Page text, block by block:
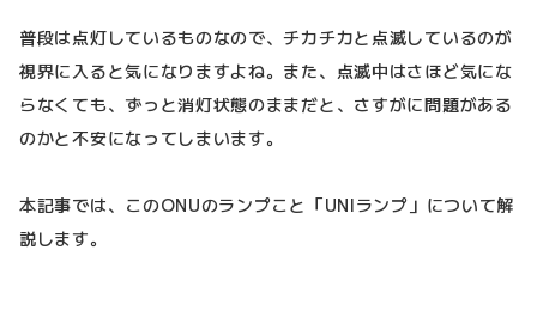
普段は点灯しているものなので、チカチカと点滅しているのが
視界に入ると気になりますよね。また、点滅中はさほど気にな
らなくても、ずっと消灯状態のままだと、さすがに問題がある
のかと不安になってしまいます。
本記事では、このONUのランプこと「UNIランプ」について解
説します。